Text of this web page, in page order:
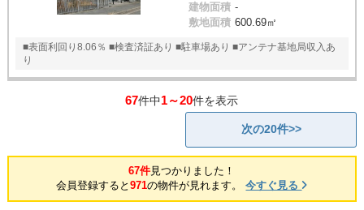
建物面積 -
敷地面積 600.69㎡
■表面利回り8.06％ ■検査済証あり ■駐車場あり ■アンテナ基地局収入あ
り
67件中1～20件を表示
次の20件>>
67件見つかりました！
会員登録すると971の物件が見れます。今すぐ見る